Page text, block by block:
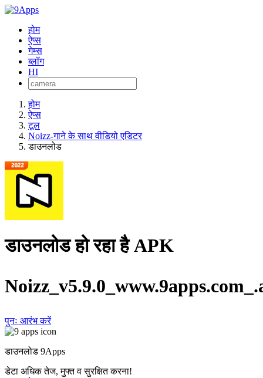
होम
ऐप्स
गेम्स
ब्लॉग
HI
होम
ऐप्स
टूल
Noizz-गाने के साथ वीडियो एडिटर
डाउनलोड
डाउनलोड हो रहा है APK
पुनः आरंभ करें
डाउनलोड 9Apps
डेटा अधिक तेज, मुफ्त व सुरक्षित करना!